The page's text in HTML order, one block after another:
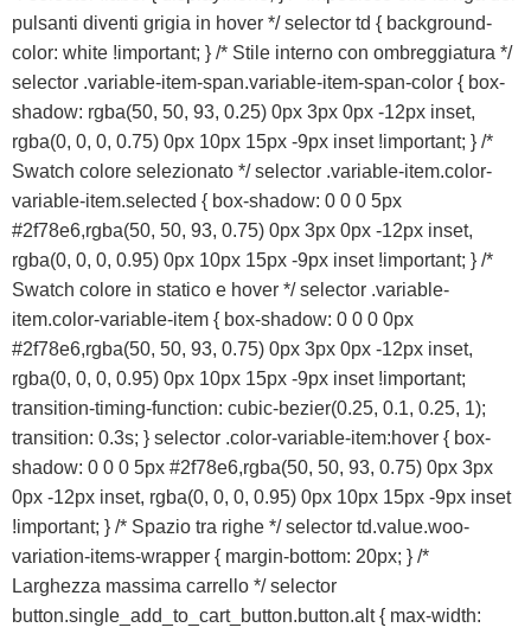
pulsanti diventi grigia in hover */ selector td { background-
color: white !important; } /* Stile interno con ombreggiatura */
selector .variable-item-span.variable-item-span-color { box-
shadow: rgba(50, 50, 93, 0.25) 0px 3px 0px -12px inset,
rgba(0, 0, 0, 0.75) 0px 10px 15px -9px inset !important; } /*
Swatch colore selezionato */ selector .variable-item.color-
variable-item.selected { box-shadow: 0 0 0 5px
#2f78e6,rgba(50, 50, 93, 0.75) 0px 3px 0px -12px inset,
rgba(0, 0, 0, 0.95) 0px 10px 15px -9px inset !important; } /*
Swatch colore in statico e hover */ selector .variable-
item.color-variable-item { box-shadow: 0 0 0 0px
#2f78e6,rgba(50, 50, 93, 0.75) 0px 3px 0px -12px inset,
rgba(0, 0, 0, 0.95) 0px 10px 15px -9px inset !important;
transition-timing-function: cubic-bezier(0.25, 0.1, 0.25, 1);
transition: 0.3s; } selector .color-variable-item:hover { box-
shadow: 0 0 0 5px #2f78e6,rgba(50, 50, 93, 0.75) 0px 3px
0px -12px inset, rgba(0, 0, 0, 0.95) 0px 10px 15px -9px inset
!important; } /* Spazio tra righe */ selector td.value.woo-
variation-items-wrapper { margin-bottom: 20px; } /*
Larghezza massima carrello */ selector
button.single_add_to_cart_button.button.alt { max-width: